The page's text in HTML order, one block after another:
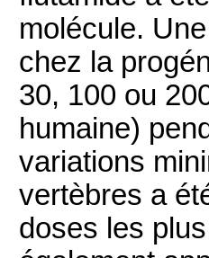
molécule.
chez la
30, 100 ou
humaine)
variations
vertèbres a
doses les